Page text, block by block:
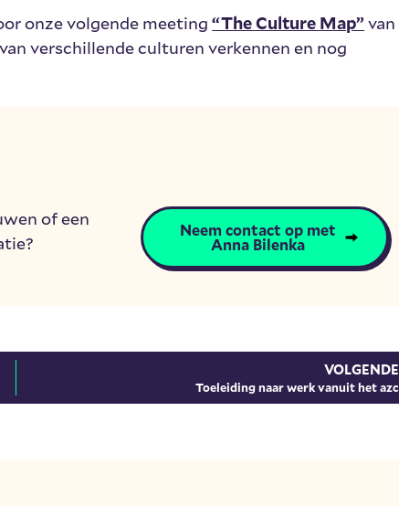
onze volgende meeting“The Culture Map” van
verschillende culturen verkennen en nog
of een
Neem contact op met
Anna Bilenka
VOLGENDE
Toeleiding naar werk vanuit het azc